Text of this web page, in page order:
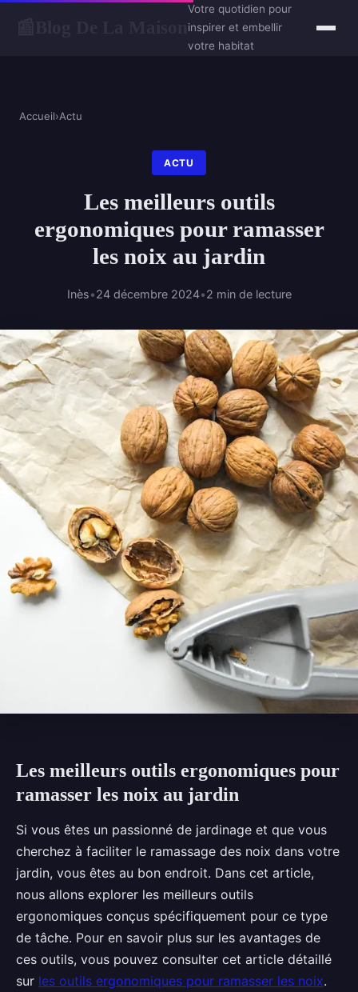
Votre quotidien pour
inspirer et embellir
votre habitat
Accueil›Actu
ACTU
Les meilleurs outils
ergonomiques pour ramasser
les noix au jardin
Inès•24 décembre 2024•2 min de lecture
Les meilleurs outils ergonomiques pour
ramasser les noix au jardin
Si vous êtes un passionné de jardinage et que vous
cherchez à faciliter le ramassage des noix dans votre
jardin, vous êtes au bon endroit. Dans cet article,
nous allons explorer les meilleurs outils
ergonomiques conçus spécifiquement pour ce type
de tâche. Pour en savoir plus sur les avantages de
ces outils, vous pouvez consulter cet article détaillé
sur les outils ergonomiques pour ramasser les noix.